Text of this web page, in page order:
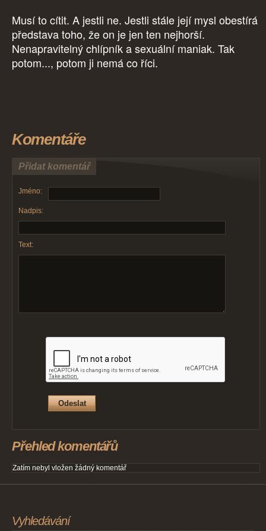
Musí to cítit. A jestli ne. Jestli stále její mysl obestírá
představa toho, že on je jen ten nejhorší.
Nenapravitelný chlípník a sexuální maniak. Tak
potom..., potom ji nemá co říci.
Komentáře
Přidat komentář
Jméno:
Nadpis:
Text:
Přehled komentářů
Zatím nebyl vložen žádný komentář
Vyhledávání